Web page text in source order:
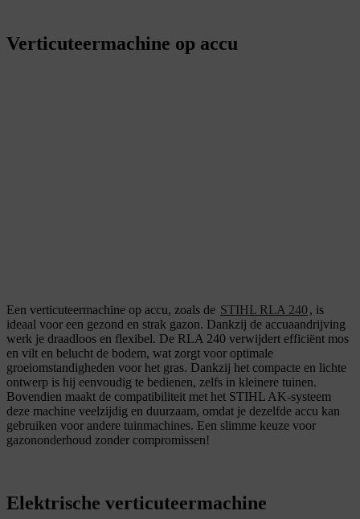
Verticuteermachine op accu
Een verticuteermachine op accu, zoals de STIHL RLA 240, is
ideaal voor een gezond en strak gazon. Dankzij de accuaandrijving
werk je draadloos en flexibel. De RLA 240 verwijdert efficiënt mos
en vilt en belucht de bodem, wat zorgt voor optimale
groeiomstandigheden voor het gras. Dankzij het compacte en lichte
ontwerp is hij eenvoudig te bedienen, zelfs in kleinere tuinen.
Bovendien maakt de compatibiliteit met het STIHL AK-systeem
deze machine veelzijdig en duurzaam, omdat je dezelfde accu kan
gebruiken voor andere tuinmachines. Een slimme keuze voor
gazononderhoud zonder compromissen!
Elektrische verticuteermachine